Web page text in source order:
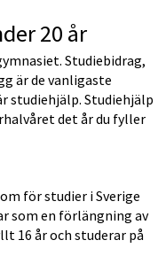
20 år
Studiebidrag,
är de vanligaste
studiehjälp. Studiehjälp
det år du fyller
för studier i Sverige
som en förlängning av
16 år och studerar på